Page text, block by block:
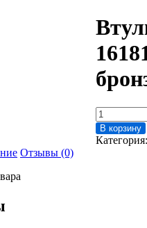
Количество
товара
Втулка
В корзину
Отзывы (0)